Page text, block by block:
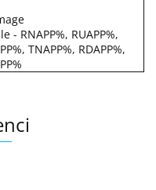
- RNAPP%, RUAPP%,
TNAPP%, RDAPP%,